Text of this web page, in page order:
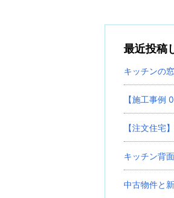
最近投稿
キッチンの
【施工事例
【注文住宅
キッチン背
中古物件と